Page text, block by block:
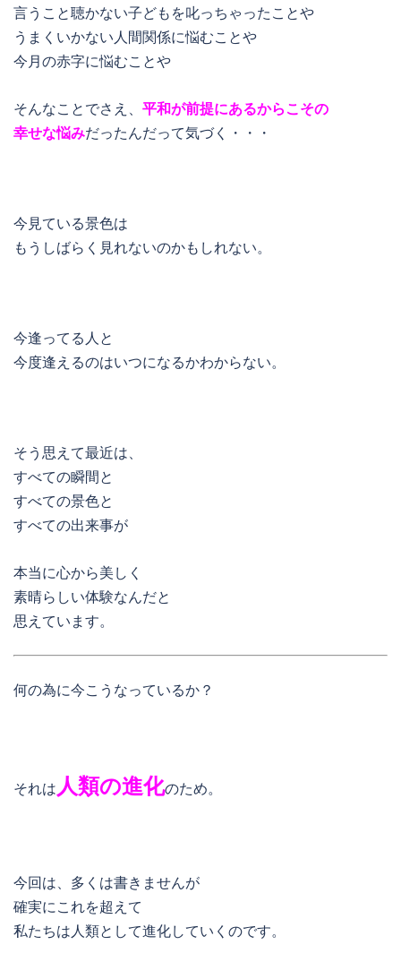
言うこと聴かない子どもを叱っちゃったことや
うまくいかない人間関係に悩むことや
今月の赤字に悩むことや
そんなことでさえ、 平和が前提にあるからこその
幸せな悩みだったんだって気づく・・・
今見ている景色は
もうしばらく見れないのかもしれない。
今逢ってる人と
今度逢えるのはいつになるかわからない。
そう思えて最近は、
すべての瞬間と
すべての景色と
すべての出来事が
本当に心から美しく
素晴らしい体験なんだと
思えています。
何の為に今こうなっているか？
それは 人類の進化のため。
今回は、多くは書きませんが
確実にこれを超えて
私たちは人類として進化していくのです。